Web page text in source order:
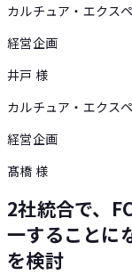
カルチュア・エクス
経営企画
井戸 様
カルチュア・エクス
経営企画
髙橋 様
2社統合で、
一することに
を検討